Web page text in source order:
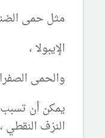
مثل حمى
الإيبولا ،
والحمى
يمكن أن تسبب
النزف النقطي